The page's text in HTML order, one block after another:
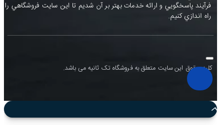
فرآيند پاسخگويي و ارائه خدمات بهتر بر آن شديم تا اين سايت فروشگاهي را
راه اندازي کنيم.
کلیه حقوق این سایت متعلق به فروشگاه تک ثانیه می باشد.